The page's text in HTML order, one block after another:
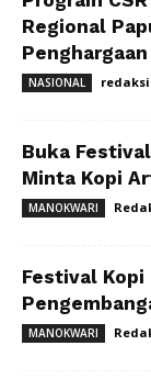
Regional
Penghargaan
NASIONAL redaksi
Buka
Minta Kopi
MANOKWARI
Festival Kopi
MANOKWARI